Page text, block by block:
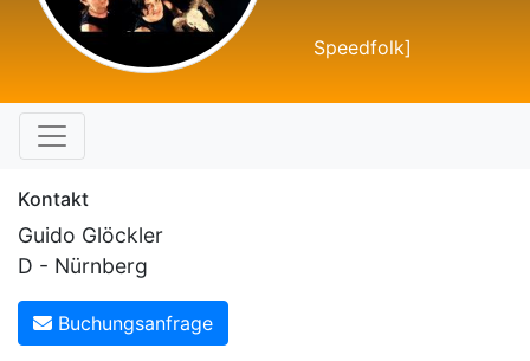
Speedfolk]
Kontakt
Guido Glöckler
D - Nürnberg
Buchungsanfrage